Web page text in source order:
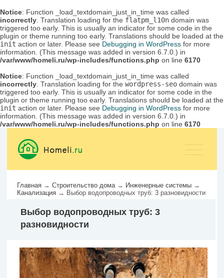
Notice: Function _load_textdomain_just_in_time was called
incorrectly . Translation loading for the flatpm_l10n domain was
triggered too early. This is usually an indicator for some code in the
plugin or theme running too early. Translations should be loaded at the
init action or later. Please see Debugging in WordPress for more
information. (This message was added in version 6.7.0.) in
/var/www/homeli.ru/wp-includes/functions.php on line 6170
Notice: Function _load_textdomain_just_in_time was called
incorrectly . Translation loading for the wordpress-seo domain was
triggered too early. This is usually an indicator for some code in the
plugin or theme running too early. Translations should be loaded at the
init action or later. Please see Debugging in WordPress for more
information. (This message was added in version 6.7.0.) in
/var/www/homeli.ru/wp-includes/functions.php on line 6170
Главная → Строительство дома → Инженерные системы →
Канализация → Выбор водопроводных труб: 3 разновидности
Выбор водопроводных труб: 3
разновидности